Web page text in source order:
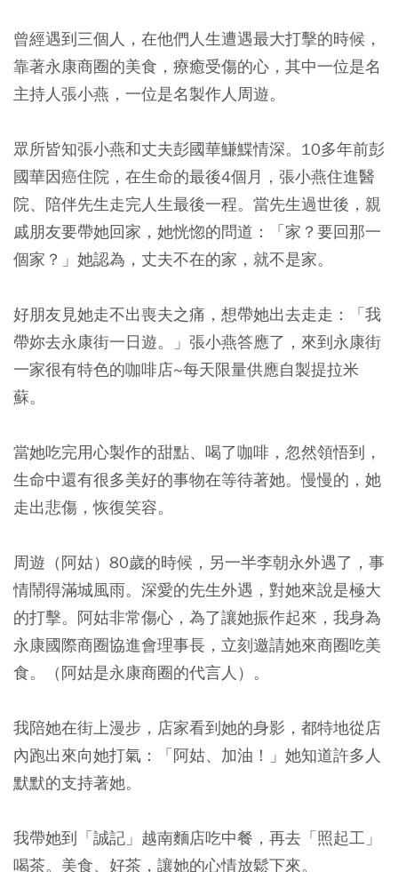
曾經遇到三個人，在他們人生遭遇最大打擊的時候，
靠著永康商圈的美食，療癒受傷的心，其中一位是名
主持人張小燕，一位是名製作人周遊。
眾所皆知張小燕和丈夫彭國華鰜鰈情深。10多年前彭
國華因癌住院，在生命的最後4個月，張小燕住進醫
院、陪伴先生走完人生最後一程。當先生過世後，親
戚朋友要帶她回家，她恍惚的問道：「家？要回那一
個家？」她認為，丈夫不在的家，就不是家。
好朋友見她走不出喪夫之痛，想帶她出去走走：「我
帶妳去永康街一日遊。」張小燕答應了，來到永康街
一家很有特色的咖啡店~每天限量供應自製提拉米
蘇。
當她吃完用心製作的甜點、喝了咖啡，忽然領悟到，
生命中還有很多美好的事物在等待著她。慢慢的，她
走出悲傷，恢復笑容。
周遊（阿姑）80歲的時候，另一半李朝永外遇了，事
情鬧得滿城風雨。深愛的先生外遇，對她來說是極大
的打擊。阿姑非常傷心，為了讓她振作起來，我身為
永康國際商圈協進會理事長，立刻邀請她來商圈吃美
食。（阿姑是永康商圈的代言人）。
我陪她在街上漫步，店家看到她的身影，都特地從店
內跑出來向她打氣：「阿姑、加油！」她知道許多人
默默的支持著她。
我帶她到「誠記」越南麵店吃中餐，再去「照起工」
喝茶。美食、好茶，讓她的心情放鬆下來。